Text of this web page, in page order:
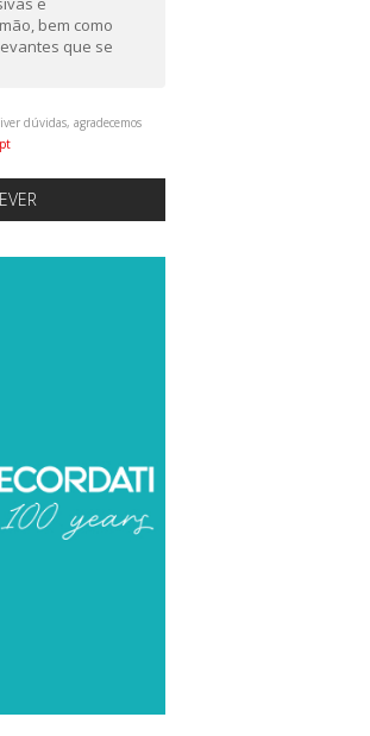
bem como
que se
dúvidas, agradecemos